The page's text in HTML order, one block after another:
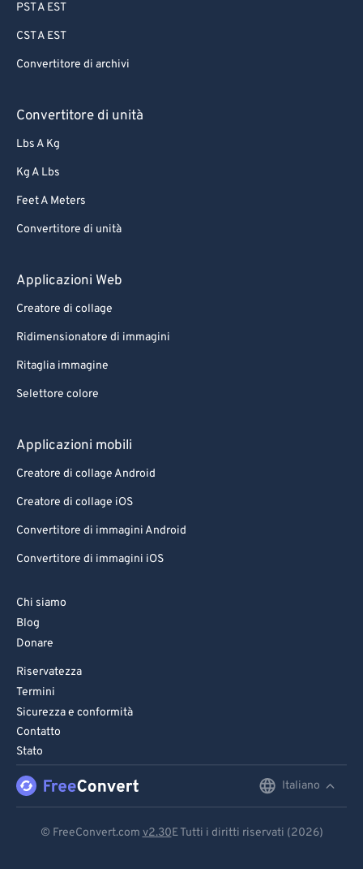
PST A EST
CST A EST
Convertitore di archivi
Convertitore di unità
Lbs A Kg
Kg A Lbs
Feet A Meters
Convertitore di unità
Applicazioni Web
Creatore di collage
Ridimensionatore di immagini
Ritaglia immagine
Selettore colore
Applicazioni mobili
Creatore di collage Android
Creatore di collage iOS
Convertitore di immagini Android
Convertitore di immagini iOS
Chi siamo
Blog
Donare
Riservatezza
Termini
Sicurezza e conformità
Contatto
Stato
Italiano
© FreeConvert.com v2.30E Tutti i diritti riservati (2026)